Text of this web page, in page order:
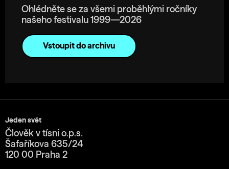
Ohlédněte se za všemi proběhlými ročníky
našeho festivalu 1999—2026
Vstoupit do archivu
Jeden svět
Člověk v tísni o.p.s.
Šafaříkova 635/24
120 00 Praha 2